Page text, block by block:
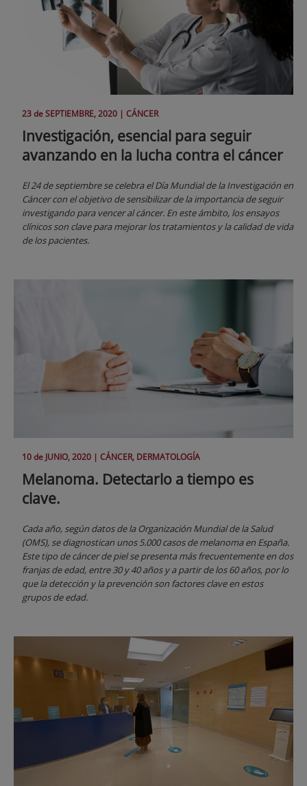
23 deSEPTIEMBRE, 2020 | CÁNCER
Investigación, esencial para seguir
avanzando en la lucha contra el cáncer
El 24 de septiembre se celebra el Día Mundial de la Investigación en
Cáncer con el objetivo de sensibilizar de la importancia de seguir
investigando para vencer al cáncer. En este ámbito, los ensayos
clínicos son clave para mejorar los tratamientos y la calidad de vida
de los pacientes.
10 de JUNIO, 2020 | CÁNCER, DERMATOLOGÍA
Melanoma. Detectarlo a tiempo es
clave.
Cada año, según datos de la Organización Mundial de la Salud
(OMS), se diagnostican unos 5.000 casos de melanoma en España.
Este tipo de cáncer de piel se presenta más frecuentemente en dos
franjas de edad, entre 30 y 40 años y a partir de los 60 años, por lo
que la detección y la prevención son factores clave en estos
grupos de edad.